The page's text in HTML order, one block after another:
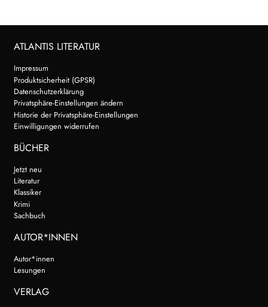
ATLANTIS LITERATUR
Impressum
Produktsicherheit (GPSR)
Datenschutzerklärung
Privatsphäre-Einstellungen ändern
Historie der Privatsphäre-Einstellungen
Einwilligungen widerrufen
BÜCHER
Jetzt neu
Literatur
Klassiker
Krimi
Sachbuch
AUTOR*INNEN
Autor*innen
Lesungen
VERLAG